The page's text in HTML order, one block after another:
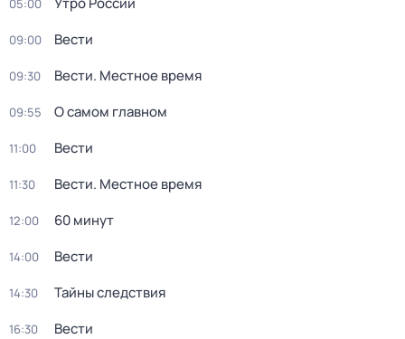
05:00
09:00 Вести
09:30 Вести. Местное время
09:55 О самом главном
11:00 Вести
11:30 Вести. Местное время
12:00 60 минут
14:00 Вести
14:30 Тайны следствия
16:30 Вести